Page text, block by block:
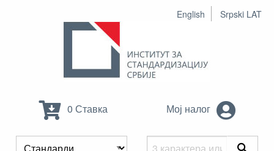
English Srpski LAT
0 Ставка Мој налог